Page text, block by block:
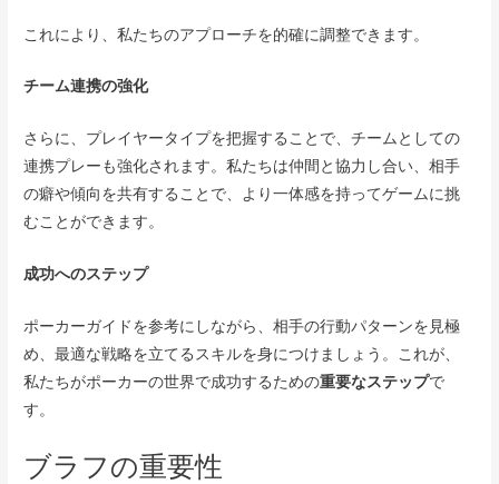
これにより、私たちのアプローチを的確に調整できます。
チーム連携の強化
さらに、プレイヤータイプを把握することで、チームとしての
連携プレーも強化されます。私たちは仲間と協力し合い、相手
の癖や傾向を共有することで、より一体感を持ってゲームに挑
むことができます。
成功へのステップ
ポーカーガイドを参考にしながら、相手の行動パターンを見極
め、最適な戦略を立てるスキルを身につけましょう。これが、
私たちがポーカーの世界で成功するための重要なステップで
す。
ブラフの重要性